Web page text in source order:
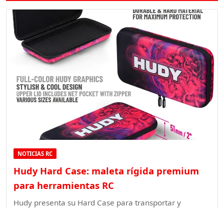
NOTICIAS RC
Hudy Hard Case: maleta rígida premium
para herramientas RC
Hudy presenta su Hard Case para transportar y